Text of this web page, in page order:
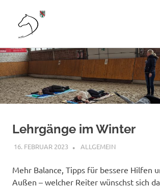
Zum
Inhalt
springen
und
Fahrverein
Senden
V.
Jugendliche
und
Erwachsene
erleben
Pferdesport.
Lehrgänge im Winter
16. FEBRUAR 2023 AGNES SIELAND
ALLGEMEIN
Mehr Balance, Tipps für bessere Hilfen
Außen – welcher Reiter wünschst sich